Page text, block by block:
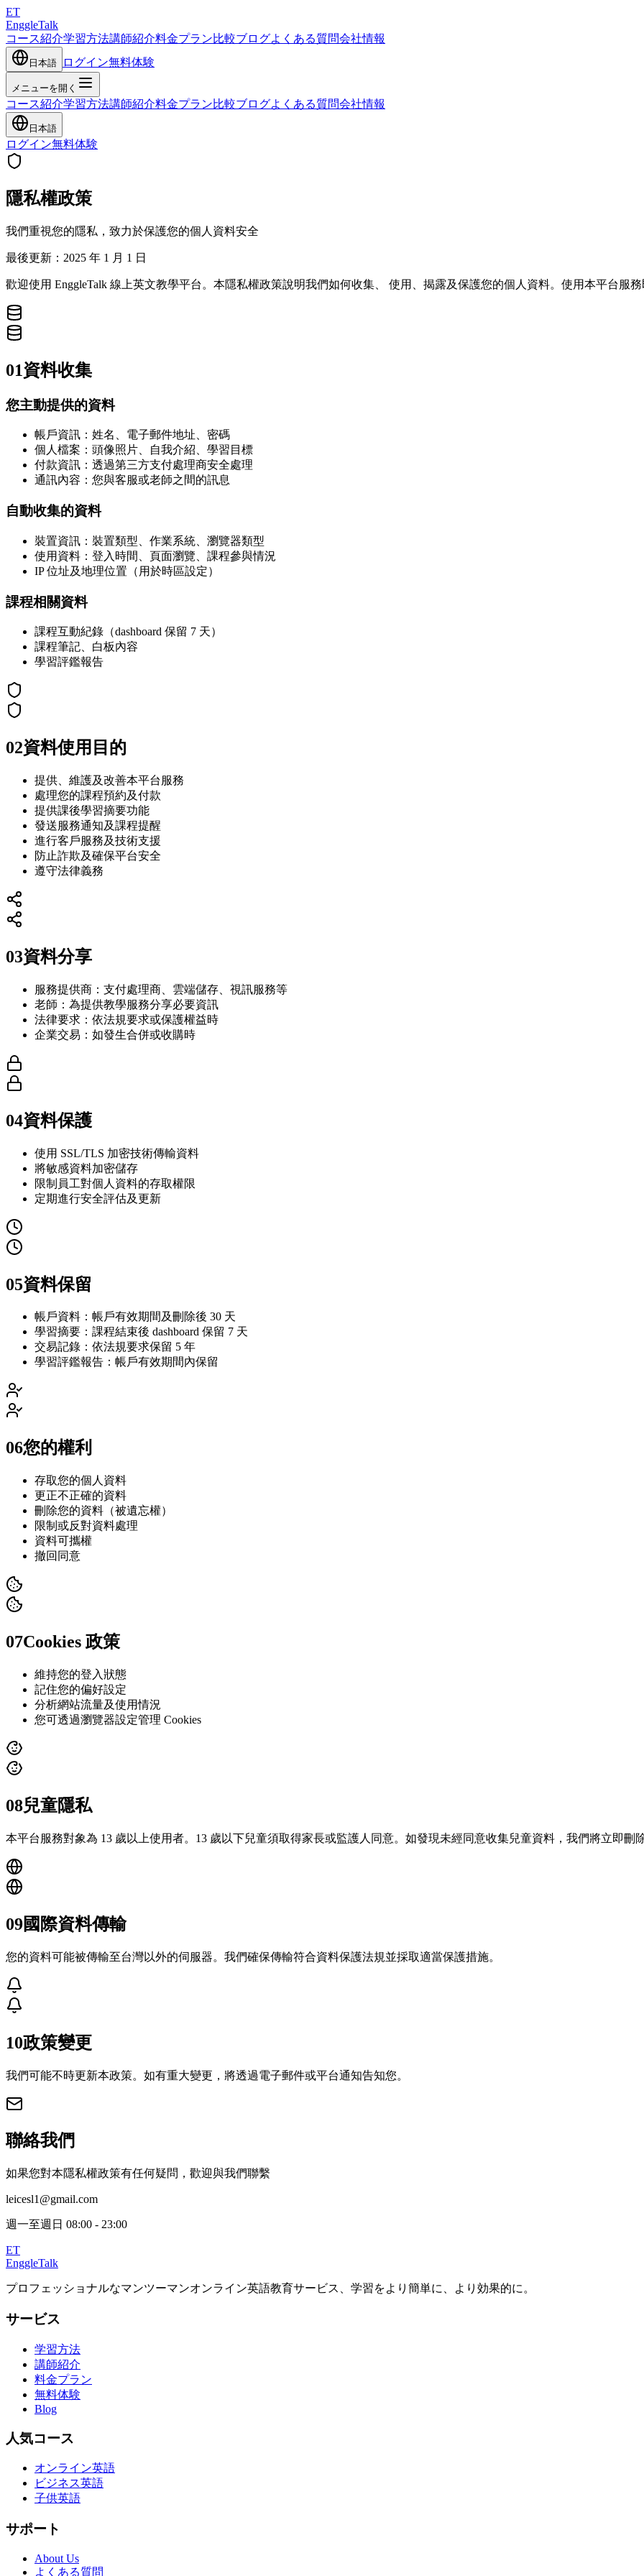
ET
EnggleTalk
コース紹介学習方法講師紹介料金プラン比較ブログよくある質問会社情報
日本語 ログイン無料体験
メニューを開く
コース紹介学習方法講師紹介料金プラン比較ブログよくある質問会社情報
日本語
ログイン無料体験
隱私權政策
我們重視您的隱私，致力於保護您的個人資料安全
最後更新：2025 年 1 月 1 日
歡迎使用 EnggleTalk 線上英文教學平台。本隱私權政策說明我們如何收集、 使用、揭露及保護您的個人資料。使用本平台服
01資料收集
您主動提供的資料
帳戶資訊：姓名、電子郵件地址、密碼
個人檔案：頭像照片、自我介紹、學習目標
付款資訊：透過第三方支付處理商安全處理
通訊內容：您與客服或老師之間的訊息
自動收集的資料
裝置資訊：裝置類型、作業系統、瀏覽器類型
使用資料：登入時間、頁面瀏覽、課程參與情況
IP 位址及地理位置（用於時區設定）
課程相關資料
課程互動紀錄（dashboard 保留 7 天）
課程筆記、白板內容
學習評鑑報告
02資料使用目的
提供、維護及改善本平台服務
處理您的課程預約及付款
提供課後學習摘要功能
發送服務通知及課程提醒
進行客戶服務及技術支援
防止詐欺及確保平台安全
遵守法律義務
03資料分享
服務提供商：支付處理商、雲端儲存、視訊服務等
老師：為提供教學服務分享必要資訊
法律要求：依法規要求或保護權益時
企業交易：如發生合併或收購時
04資料保護
使用 SSL/TLS 加密技術傳輸資料
將敏感資料加密儲存
限制員工對個人資料的存取權限
定期進行安全評估及更新
05資料保留
帳戶資料：帳戶有效期間及刪除後 30 天
學習摘要：課程結束後 dashboard 保留 7 天
交易記錄：依法規要求保留 5 年
學習評鑑報告：帳戶有效期間內保留
06您的權利
存取您的個人資料
更正不正確的資料
刪除您的資料（被遺忘權）
限制或反對資料處理
資料可攜權
撤回同意
07Cookies 政策
維持您的登入狀態
記住您的偏好設定
分析網站流量及使用情況
您可透過瀏覽器設定管理 Cookies
08兒童隱私
本平台服務對象為 13 歲以上使用者。13 歲以下兒童須取得家長或監護人同意。如發現未經同意收集兒童資料，我們將立即刪
09國際資料傳輸
您的資料可能被傳輸至台灣以外的伺服器。我們確保傳輸符合資料保護法規並採取適當保護措施。
10政策變更
我們可能不時更新本政策。如有重大變更，將透過電子郵件或平台通知告知您。
聯絡我們
如果您對本隱私權政策有任何疑問，歡迎與我們聯繫
leicesl1@gmail.com
週一至週日 08:00 - 23:00
ET
EnggleTalk
プロフェッショナルなマンツーマンオンライン英語教育サービス、学習をより簡単に、より効果的に。
サービス
学習方法
講師紹介
料金プラン
無料体験
Blog
人気コース
オンライン英語
ビジネス英語
子供英語
サポート
About Us
よくある質問